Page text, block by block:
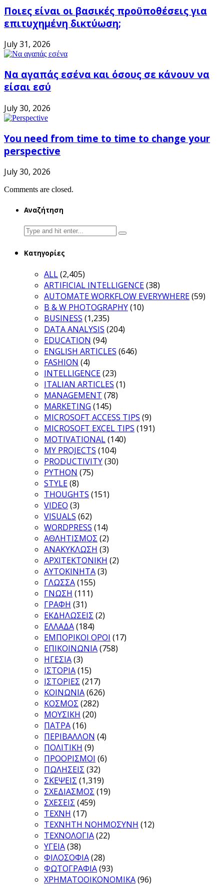
Ποιες είναι οι βασικές προϋποθέσεις για
επιτυχημένη δικτύωση;
July 31, 2026
Να αγαπάς εσένα και όσους σε κάνουν να
είσαι εσύ
July 30, 2026
You need from time to time to change your
perspective
July 30, 2026
Comments are closed.
Αναζήτηση
Search
for:
Κατηγορίες
ALL(2,405)
ARTIFICIAL INTELLIGENCE(38)
AUTOMATE WORKFLOW EVERYWHERE(59)
B & W PHOTOGRAPHY(10)
BUSINESS (1,235)
DATA ANALYSIS (204)
EDUCATION (94)
ENGLISH ARTICLES (646)
FASHION (4)
INTELLIGENCE(23)
ITALIAN ARTICLES (1)
MANAGEMENT (78)
MARKETING (145)
MICROSOFT ACCESS TIPS (9)
MICROSOFT EXCEL TIPS (191)
MOTIVATIONAL(140)
MY PROJECTS (104)
PRODUCTIVITY(30)
PYTHON (75)
STYLE(8)
THOUGHTS (151)
VIDEO (3)
VISUALS (62)
WORDPRESS (14)
ΑΘΛΗΤΙΣΜΟΣ (2)
ΑΝΑΚΥΚΛΩΣΗ (3)
ΑΡΧΙΤΕΚΤΟΝΙΚΗ (2)
ΑΥΤΟΚΙΝΗΤΑ(3)
ΓΛΩΣΣΑ(155)
ΓΝΩΣΗ (111)
ΓΡΑΦΗ (31)
ΕΚΔΗΛΩΣΕΙΣ (2)
ΕΛΛΑΔΑ(184)
ΕΜΠΟΡΙΚΟΙ ΟΡΟΙ (17)
ΕΠΙΚΟΙΝΩΝΙΑ(758)
ΗΓΕΣΙΑ(3)
ΙΣΤΟΡΙΑ(15)
ΙΣΤΟΡΙΕΣ (217)
ΚΟΙΝΩΝΙΑ(626)
ΚΟΣΜΟΣ (282)
ΜΟΥΣΙΚΗ (20)
ΠΑΤΡΑ(16)
ΠΕΡΙΒΑΛΛΟΝ (4)
ΠΟΛΙΤΙΚΗ (9)
ΠΡΟΟΡΙΣΜΟΙ (6)
ΠΩΛΗΣΕΙΣ (32)
ΣΚΕΨΕΙΣ (1,319)
ΣΧΕΔΙΑΣΜΟΣ (19)
ΣΧΕΣΕΙΣ (459)
ΤΕΧΝΗ (17)
ΤΕΧΝΗΤΗ ΝΟΗΜΟΣΥΝΗ (12)
ΤΕΧΝΟΛΟΓΙΑ(22)
ΥΓΕΙΑ(38)
ΦΙΛΟΣΟΦΙΑ(28)
ΦΩΤΟΓΡΑΦΙΑ(93)
ΧΡΗΜΑΤΟΟΙΚΟΝΟΜΙΚΑ(96)